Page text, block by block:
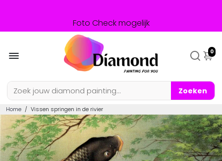
Foto Check mogelijk
Achteraf betalen mogelijk
0
Zoeken
Home / Vissen springen in de rivier